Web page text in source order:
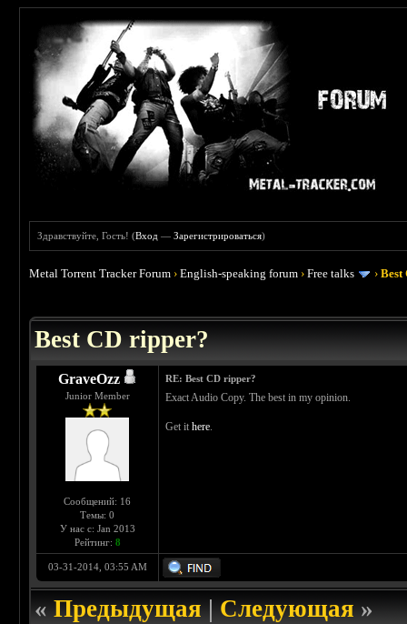
Здравствуйте, Гость! (Вход —Зарегистрироваться)
Metal Torrent Tracker Forum ›English-speaking forum ›Free talks ›Best
Best CD ripper?
GraveOzz
Junior Member
Сообщений: 16
Темы: 0
У нас с: Jan 2013
Рейтинг: 8
RE: Best CD ripper?
Exact Audio Copy. The best in my opinion.
Get ithere.
03-31-2014, 03:55 AM
«Предыдущая|Следующая»